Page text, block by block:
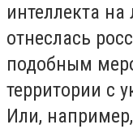
интеллекта
отнеслась
подобным
территории с
Или,